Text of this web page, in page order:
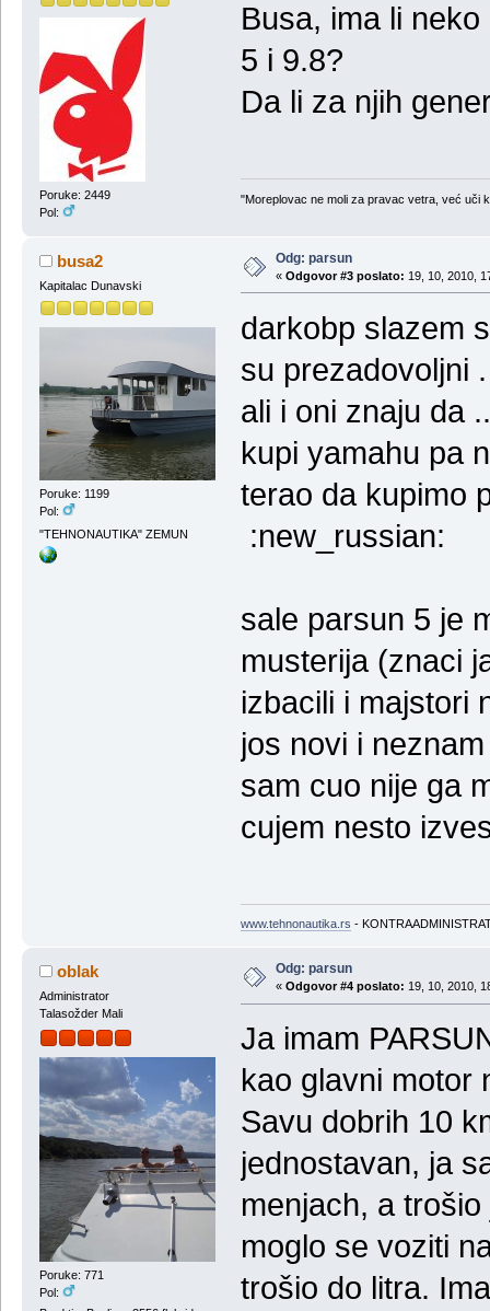
Poruke: 2449
Pol:
Busa, ima li
5 i 9.8?
Da li za njih
"Moreplovac ne moli za pravac vetra, već uči
busa2
Kapitalac Dunavski
Poruke: 1199
Pol:
"TEHNONAUTIKA" ZEMUN
Odg: parsun
« Odgovor #3 poslato: 19, 10, 2010,
darkobp slazem
su prezadovoljni
ali i oni znaju da
kupi yamahu pa
terao da kupimo
:new_russian:
sale parsun 5 je
musterija (znaci
izbacili i majstori
jos novi i
sam cuo nije ga
cujem nesto
www.tehnonautika.rs -
oblak
Administrator
Talasožder Mali
Poruke: 771
Pol:
Odg: parsun
« Odgovor #4 poslato: 19, 10, 2010,
Ja imam
kao glavni motor
Savu dobrih 10
jednostavan, ja
menjach, a
moglo se voziti
trošio do litra.